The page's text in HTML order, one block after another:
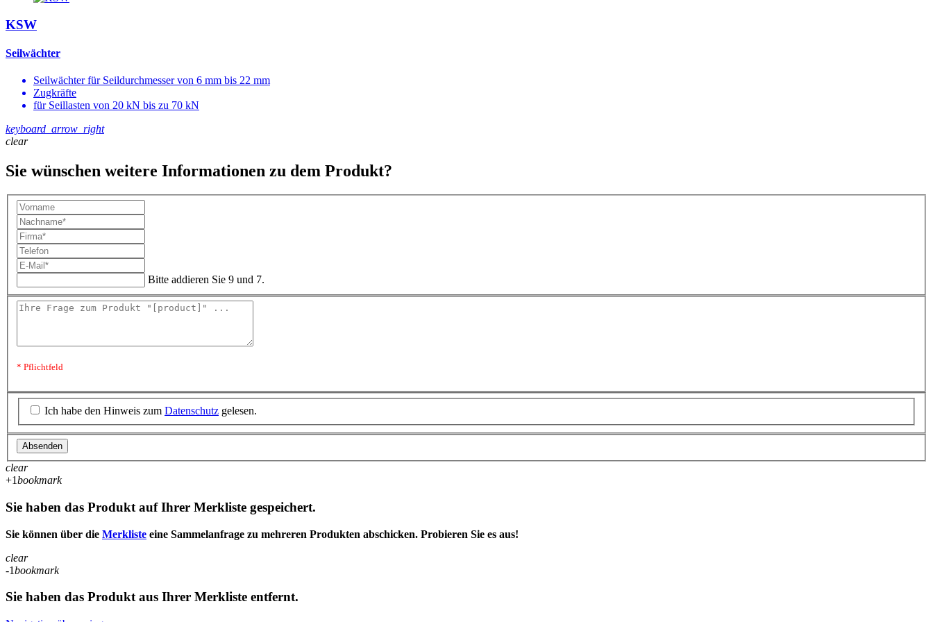
KSW
Seilwächter
Seilwächter für Seildurchmesser von 6 mm bis 22 mm
Zugkräfte
für Seillasten von 20 kN bis zu 70 kN
keyboard_arrow_right
clear
Sie wünschen weitere Informationen zu dem Produkt?
Bitte addieren Sie 9 und 7.
* Pflichtfeld
Ich habe den Hinweis zum Datenschutz gelesen.
Absenden
clear
+1bookmark
Sie haben das Produkt auf Ihrer Merkliste gespeichert.
Sie können über die Merkliste eine Sammelanfrage zu mehreren Produkten abschicken. Probieren Sie es aus!
clear
-1bookmark
Sie haben das Produkt aus Ihrer Merkliste entfernt.